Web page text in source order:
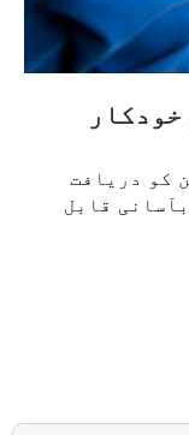
کو دریافت
قابل